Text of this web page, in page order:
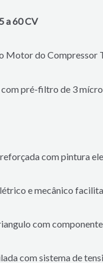
a 60 CV
Motor do Compressor
pré-filtro de 3
reforçada com pintura
e mecânico
com
com sistema de